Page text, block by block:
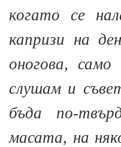
когато се
капризи на
оногова,
слушам и
бъда по-
масата, на